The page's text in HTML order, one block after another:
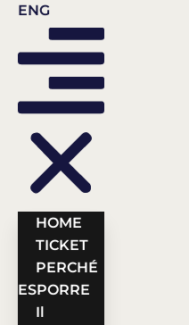
ENG
HOME
TICKET
PERCHÉ
ESPORRE
Il